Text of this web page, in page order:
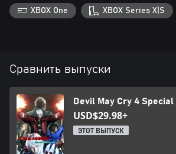
XBOX One XBOX Series X|S
Сравнить выпуски
Devil May Cry 4 Special
USD$29.98+
ЭТОТ ВЫПУСК